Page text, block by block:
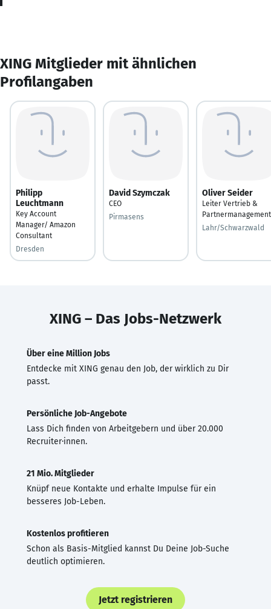
XING Mitglieder mit ähnlichen
Profilangaben
Philipp
Leuchtmann
Key Account
Manager/ Amazon
Consultant
Dresden
David Szymczak
CEO
Pirmasens
Oliver Seider
Leiter Vertrieb &
Partnermanagement
Lahr/Schwarzwald
XING – Das Jobs-Netzwerk
Über eine Million Jobs
Entdecke mit XING genau den Job, der wirklich zu Dir
passt.
Persönliche Job-Angebote
Lass Dich finden von Arbeitgebern und über 20.000
Recruiter·innen.
21 Mio. Mitglieder
Knüpf neue Kontakte und erhalte Impulse für ein
besseres Job-Leben.
Kostenlos profitieren
Schon als Basis-Mitglied kannst Du Deine Job-Suche
deutlich optimieren.
Jetzt registrieren